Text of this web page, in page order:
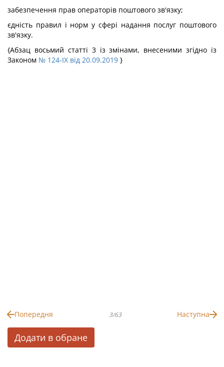
забезпечення прав операторів поштового зв'язку;
єдність правил і норм у сфері надання послуг поштового
зв'язку.
{Абзац восьмий статті 3 із змінами, внесеними згідно із
Законом № 124-IX від 20.09.2019 }
Попередня 3/63 Наступна
Додати в обране